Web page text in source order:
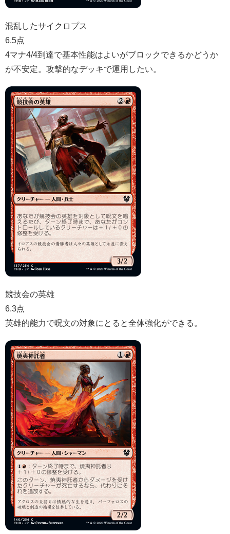
混乱したサイクロプス
6.5点
4マナ4/4到達で基本性能はよいがブロックできるかどうか
が不安定。攻撃的なデッキで運用したい。
競技会の英雄
6.3点
英雄的能力で呪文の対象にとると全体強化ができる。